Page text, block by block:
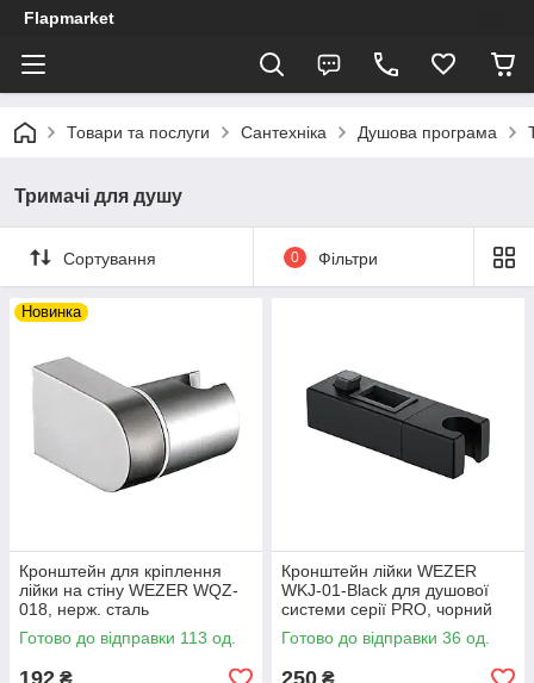
Flapmarket
Товари та послуги Сантехніка Душова програма
Тримачі для душу
Сортування 0 Фільтри
Новинка
Кронштейн для кріплення
лійки на стіну WEZER WQZ-
018, нерж. сталь
Готово до відправки 113 од.
192 ₴
Кронштейн лійки WEZER
WKJ-01-Black для душової
системи серії PRO, чорний
Готово до відправки 36 од.
250 ₴